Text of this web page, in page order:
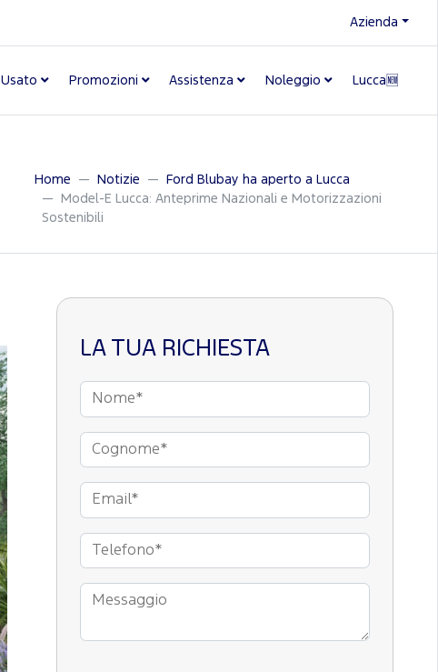
Azienda
Usato Promozioni Assistenza Noleggio Lucca🆕
Home Notizie
Ford Blubay ha aperto a Lucca
Model-E Lucca: Anteprime Nazionali e Motorizzazioni
Sostenibili
LA TUA RICHIESTA